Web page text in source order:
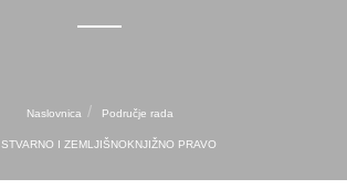
Naslovnica Područje rada
STVARNO I ZEMLJIŠNOKNJIŽNO PRAVO